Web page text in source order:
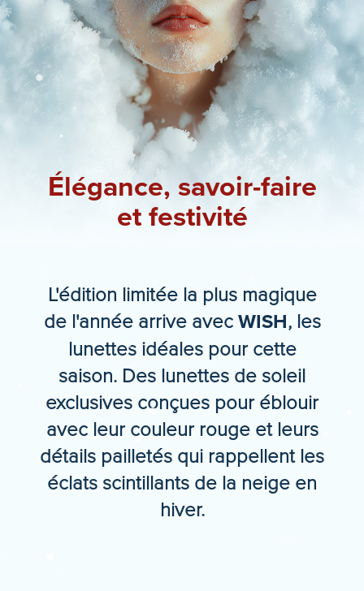
Élégance, savoir-faire
et festivité
L'édition limitée la plus magique
de l'année arrive avecWISH, les
lunettes idéales pour cette
saison. Des lunettes de soleil
exclusives conçues pour éblouir
avec leur couleur rouge et leurs
détails pailletés qui rappellent les
éclats scintillants de la neige en
hiver.